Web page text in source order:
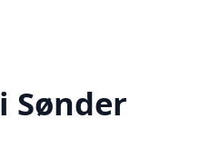
Sønder